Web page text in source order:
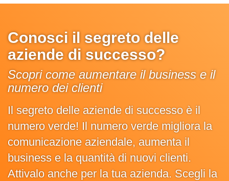
Conosci il segreto delle
aziende di successo?
Scopri come aumentare il business e il
numero dei clienti
Il segreto delle aziende di successo è il
numero verde! Il numero verde migliora la
comunicazione aziendale, aumenta il
business e la quantità di nuovi clienti.
Attivalo anche per la tua azienda. Scegli la